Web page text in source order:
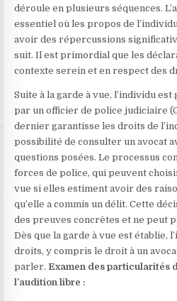
déroule en plusieurs séquences.
essentiel où les propos de
avoir des répercussions
suit. Il est primordial que les
contexte serein et en respect des
Suite à la garde à vue, l’individu
par un officier de police judiciaire
dernier garantisse les droits de
possibilité de consulter un avocat
questions posées. Le processus
forces de police, qui peuvent
vue si elles estiment avoir des
qu’elle a commis un délit. Cette
des preuves concrètes et ne peut
Dès que la garde à vue est établie,
droits, y compris le droit à un
parler.Examen des particularités
l’audition libre :